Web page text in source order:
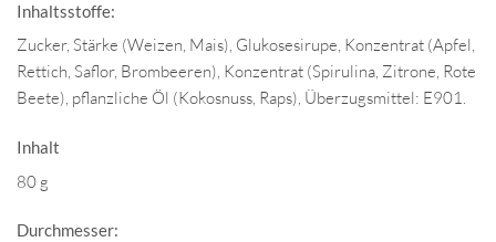
Inhaltsstoffe:
Zucker, Stärke (Weizen, Mais), Glukosesirupe, Konzentrat (Apfel,
Rettich, Saflor, Brombeeren), Konzentrat (Spirulina, Zitrone, Rote
Beete), pflanzliche Öl (Kokosnuss, Raps), Überzugsmittel: E901.
Inhalt
80 g
Durchmesser: